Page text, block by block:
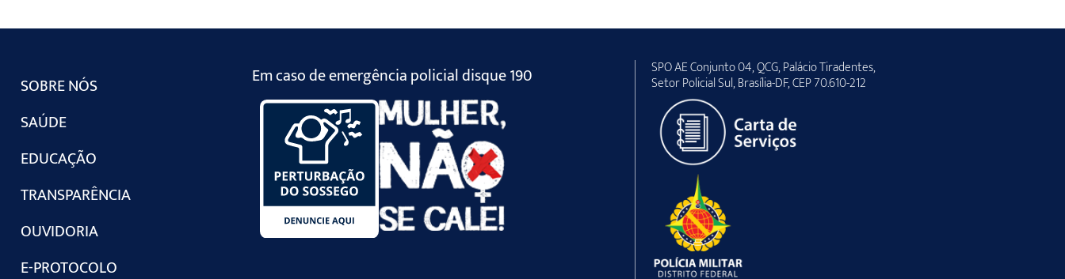
SOBRE NÓS
SAÚDE
EDUCAÇÃO
TRANSPARÊNCIA
OUVIDORIA
E-PROTOCOLO
Em caso de emergência policial disque 190 SPO AE Conjunto 04, QCG, Palácio Tiradentes,
Setor Policial Sul, Brasília-DF, CEP 70.610-212